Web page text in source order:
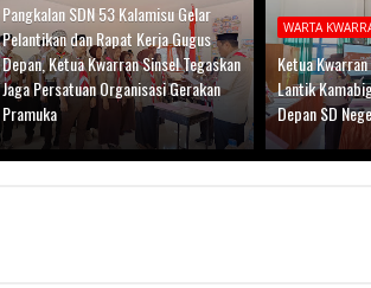
Pangkalan SDN 53 Kalamisu Gelar
Pelantikan dan Rapat Kerja Gugus
Depan, Ketua Kwarran Sinsel Tegaskan
Jaga Persatuan Organisasi Gerakan
Pramuka
WARTA
Ketua
Lantik
Depan SD